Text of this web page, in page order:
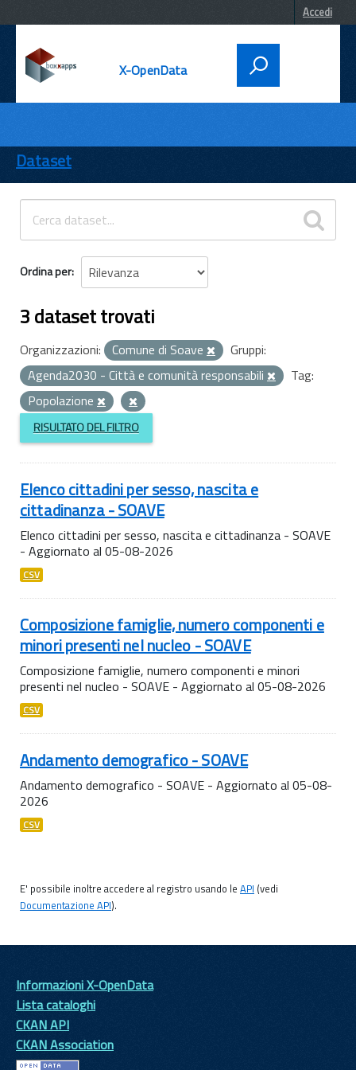
Accedi
X-OpenData
ENTI
TEMI
INFORMAZIONI
Dataset
Ordina per
3 dataset trovati
Organizzazioni: Comune di Soave
Gruppi:
Agenda2030 - Città e comunità responsabili
Tag:
Popolazione
RISULTATO DEL FILTRO
Elenco cittadini per sesso, nascita e
cittadinanza - SOAVE
Elenco cittadini per sesso, nascita e cittadinanza - SOAVE
- Aggiornato al 05-08-2026
CSV
Composizione famiglie, numero componenti e
minori presenti nel nucleo - SOAVE
Composizione famiglie, numero componenti e minori
presenti nel nucleo - SOAVE - Aggiornato al 05-08-2026
CSV
Andamento demografico - SOAVE
Andamento demografico - SOAVE - Aggiornato al 05-08-
2026
CSV
E' possibile inoltre accedere al registro usando le API (vedi
Documentazione API).
Informazioni X-OpenData
Lista cataloghi
CKAN API
CKAN Association